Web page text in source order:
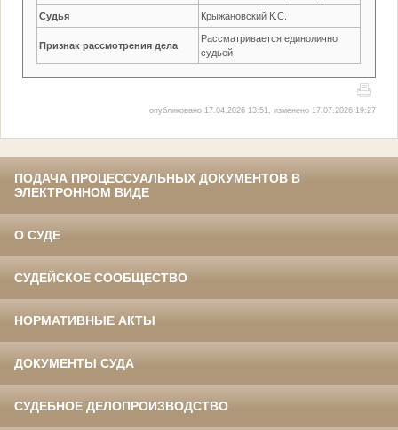
Судья Крыжановский К.С.
Признак рассмотрения дела
Рассматривается единолично
судьей
опубликовано 17.04.2026 13:51, изменено 17.07.2026 19:27
ПОДАЧА ПРОЦЕССУАЛЬНЫХ ДОКУМЕНТОВ В
ЭЛЕКТРОННОМ ВИДЕ
О СУДЕ
СУДЕЙСКОЕ СООБЩЕСТВО
НОРМАТИВНЫЕ АКТЫ
ДОКУМЕНТЫ СУДА
СУДЕБНОЕ ДЕЛОПРОИЗВОДСТВО